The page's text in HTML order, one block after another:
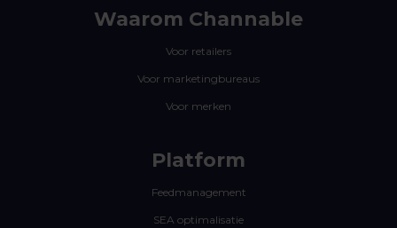
Waarom Channable
Voor retailers
Voor marketingbureaus
Voor merken
Platform
Feedmanagement
SEA optimalisatie